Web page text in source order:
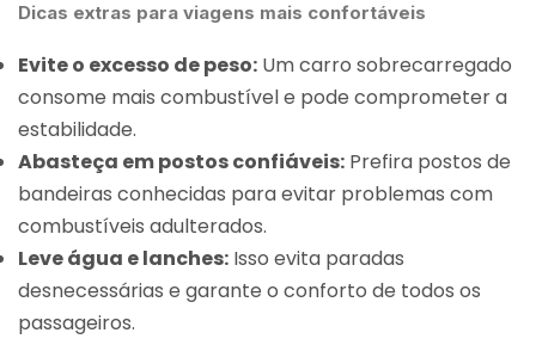
Dicas extras para viagens mais confortáveis
Evite o excesso de peso: Um carro sobrecarregado
consome mais combustível e pode comprometer a
estabilidade.
Abasteça em postos confiáveis: Prefira postos de
bandeiras conhecidas para evitar problemas com
combustíveis adulterados.
Leve água e lanches: Isso evita paradas
desnecessárias e garante o conforto de todos os
passageiros.